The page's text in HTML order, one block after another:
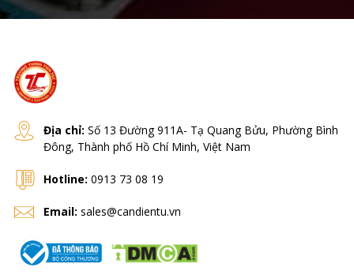
Địa chỉ: Số 13 Đường 911A- Tạ Quang Bửu, Phường Bình
Đông, Thành phố Hồ Chí Minh, Việt Nam
Hotline: 0913 73 08 19
Email: sales@candientu.vn